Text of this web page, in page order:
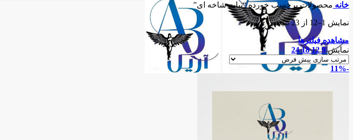
خانه محصولات برچسب خورده “نبات شاخه ای”
نمایش 1–12 از 23 نتیجه
مشاهده فیلترها
نمایش9
12
18
24
-11%